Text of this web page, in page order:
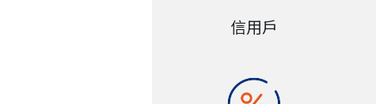
信用戶